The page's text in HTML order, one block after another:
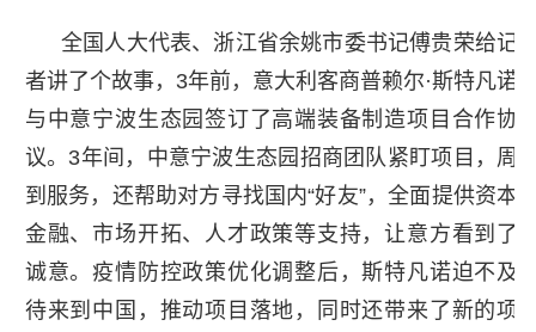
全国人大代表、浙江省余姚市委书记傅贵荣给记
者讲了个故事，3年前，意大利客商普赖尔·斯特凡诺
与中意宁波生态园签订了高端装备制造项目合作协
议。3年间，中意宁波生态园招商团队紧盯项目，周
到服务，还帮助对方寻找国内“好友”，全面提供资本
金融、市场开拓、人才政策等支持，让意方看到了
诚意。疫情防控政策优化调整后，斯特凡诺迫不及
待来到中国，推动项目落地，同时还带来了新的项